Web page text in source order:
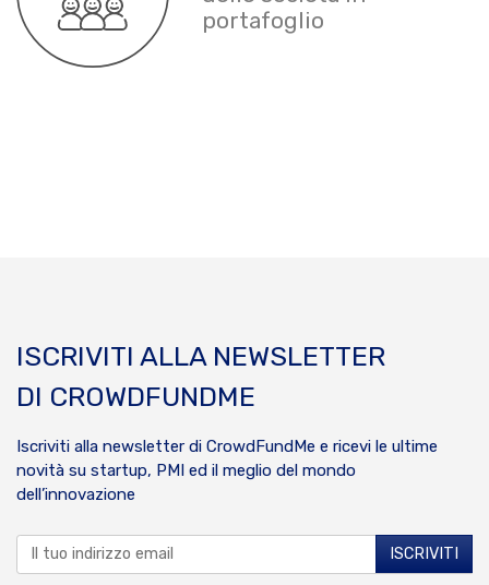
portafoglio
ISCRIVITI ALLA NEWSLETTER
DI CROWDFUNDME
Iscriviti alla newsletter di CrowdFundMe e ricevi le ultime
novità su startup, PMI ed il meglio del mondo
dell’innovazione